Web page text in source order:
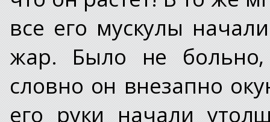
все его мускулы
жар. Было не
словно он внезапно
его руки начали